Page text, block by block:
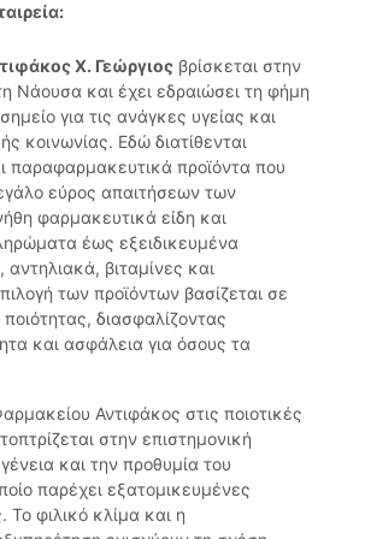
Χ. Γεώργιος βρίσκεται στην
Νάουσα και έχει εδραιώσει τη φήμη
για τις ανάγκες υγείας και
κοινωνίας. Εδώ διατίθενται
παραφαρμακευτικά προϊόντα που
εύρος απαιτήσεων των
φαρμακευτικά είδη και
έως εξειδικευμένα
βιταμίνες και
των προϊόντων βασίζεται σε
διασφαλίζοντας
και ασφάλεια για όσους τα
Αντιφάκος στις ποιοτικές
στην επιστημονική
και την προθυμία του
παρέχει εξατομικευμένες
Το φιλικό κλίμα και η